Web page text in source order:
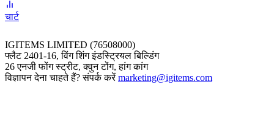
चार्ट
IGITEMS LIMITED (76508000)
फ्लैट 2401-16, विंग शिंग इंडस्ट्रियल बिल्डिंग
26 एनजी फोंग स्ट्रीट, क्वुन टोंग, हांग कांग
विज्ञापन देना चाहते हैं? संपर्क करेंmarketing@igitems.com